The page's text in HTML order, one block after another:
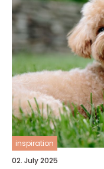
inspiration
02. July 2025